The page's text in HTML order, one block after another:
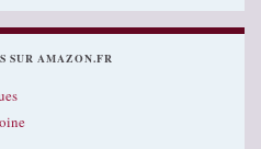
SUR AMAZON.FR